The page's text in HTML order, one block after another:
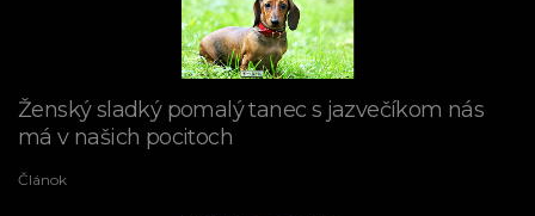
Ženský sladký pomalý tanec s jazvečíkom nás
má v našich pocitoch
Článok